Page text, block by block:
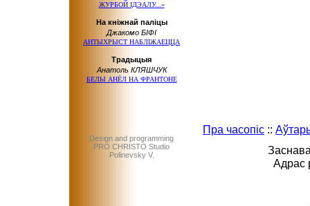
ЖУРБОЙ ІДЭАЛУ...»
На кніжнай паліцы
Джакомо БІФІ
АНТЫХРЫСТ НАБЛІЖАЕЦЦА
Традыцыя
Анатоль КЛЯШЧУК
БЕЛЫ АНЁЛ НА ФРАНТОНЕ
Design and programming
PRO CHRISTO Studio
Polinevsky V.
Пра часопіс ::
Адрас